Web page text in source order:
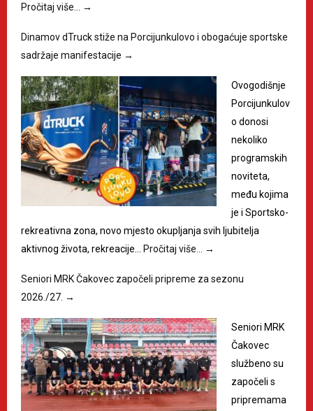
Pročitaj više…
→
Dinamov dTruck stiže na Porcijunkulovo i obogaćuje sportske
sadržaje manifestacije →
Ovogodišnje
Porcijunkulov
o donosi
nekoliko
programskih
noviteta,
među kojima
je i Sportsko-
rekreativna zona, novo mjesto okupljanja svih ljubitelja
aktivnog života, rekreacije…
Pročitaj više… →
Seniori MRK Čakovec započeli pripreme za sezonu
2026./27. →
Seniori MRK
Čakovec
službeno su
započeli s
pripremama